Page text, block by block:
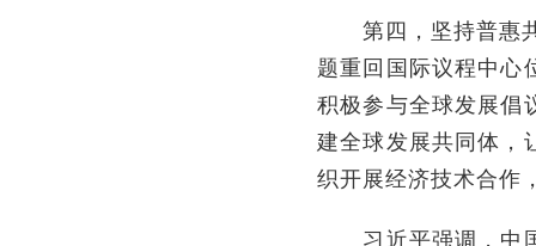
第四，坚持普惠共
题重回国际议程中心
积极参与全球发展倡
建全球发展共同体，
织开展经济技术合作
习近平强调，中国